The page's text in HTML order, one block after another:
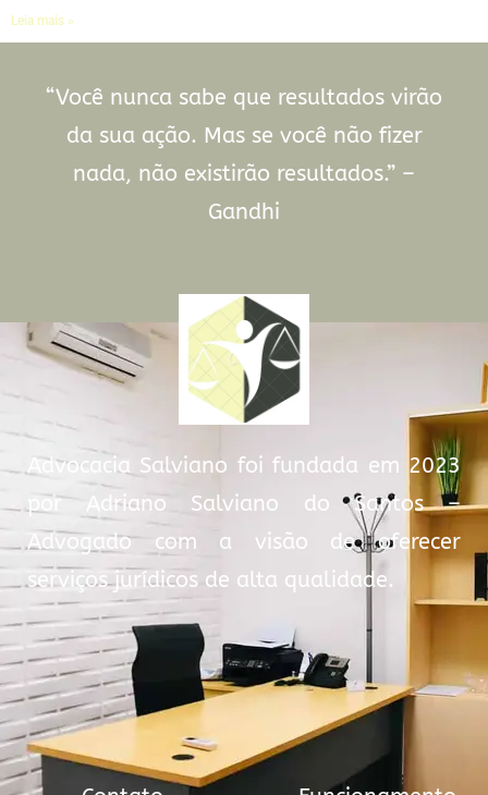
Leia mais »
“Você nunca sabe que resultados virão
da sua ação. Mas se você não fizer
nada, não existirão resultados.” –
Gandhi
Advocacia Salviano foi fundada em 2023
por Adriano Salviano do Santos –
Advogado com a visão de oferecer
serviços jurídicos de alta qualidade.